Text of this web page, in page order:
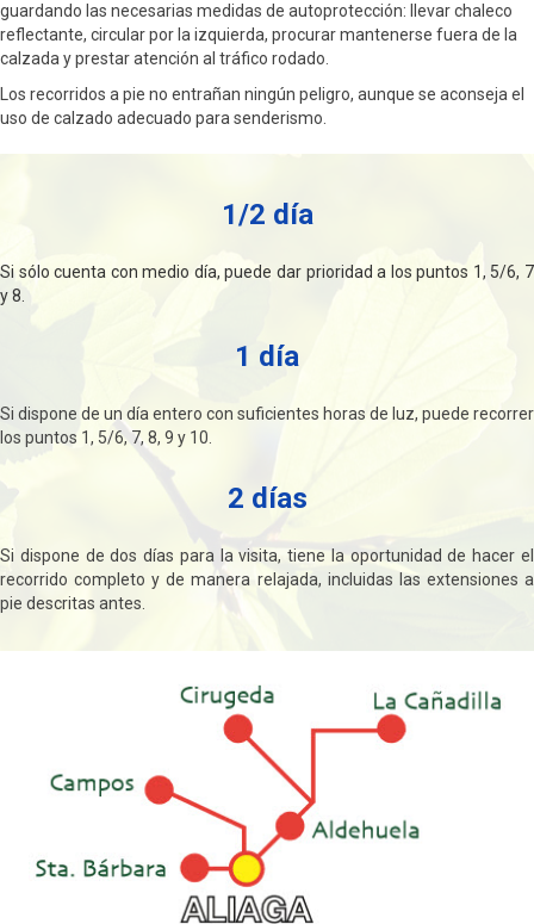
guardando las necesarias medidas de autoprotección: llevar chaleco
reflectante, circular por la izquierda, procurar mantenerse fuera de la
calzada y prestar atención al tráfico rodado.
Los recorridos a pie no entrañan ningún peligro, aunque se aconseja el
uso de calzado adecuado para senderismo.
1/2 día
Si sólo cuenta con medio día, puede dar prioridad a los puntos 1, 5/6, 7
y 8.
1 día
Si dispone de un día entero con suficientes horas de luz, puede recorrer
los puntos 1, 5/6, 7, 8, 9 y 10.
2 días
Si dispone de dos días para la visita, tiene la oportunidad de hacer el
recorrido completo y de manera relajada, incluidas las extensiones a
pie descritas antes.